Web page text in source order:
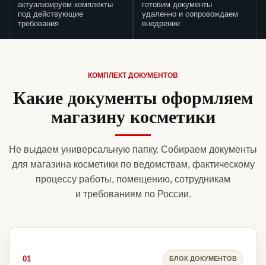
актуализируем комплекты
под действующие
требования
готовим документы
удаленно и сопровождаем
внедрение
КОМПЛЕКТ ДОКУМЕНТОВ
Какие документы оформляем
магазину косметики
Не выдаем универсальную папку. Собираем документы
для магазина косметики по ведомствам, фактическому
процессу работы, помещению, сотрудникам
и требованиям по России.
01 БЛОК ДОКУМЕНТОВ